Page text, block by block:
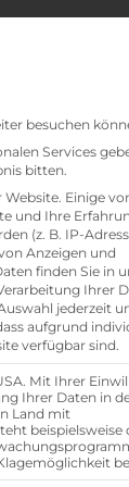
besuchen
Services
bitten.
Einige
und Ihre
(z. B. IP-
Anzeigen und
finden Sie in
Ihrer
jederzeit
aufgrund
verfügbar sind.
Mit Ihrer
Ihrer Daten in
Land mit
beispielsweise